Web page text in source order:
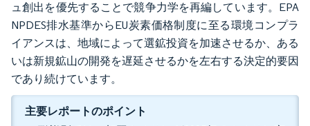
ュ創出を優先することで競争力学を再編しています。EPA
NPDES排水基準からEU炭素価格制度に至る環境コンプラ
イアンスは、地域によって選鉱投資を加速させるか、ある
いは新規鉱山の開発を遅延させるかを左右する決定的要因
であり続けています。
主要レポートのポイント